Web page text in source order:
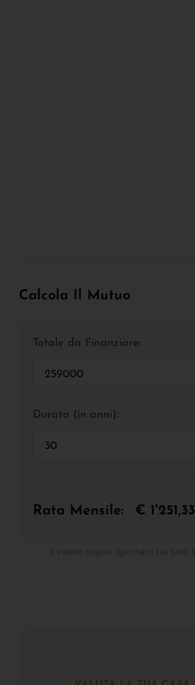
Calcola Il Mutuo
Totale da Finanziare:
Durata (in anni):
Rata Mensile: € 1'251,33